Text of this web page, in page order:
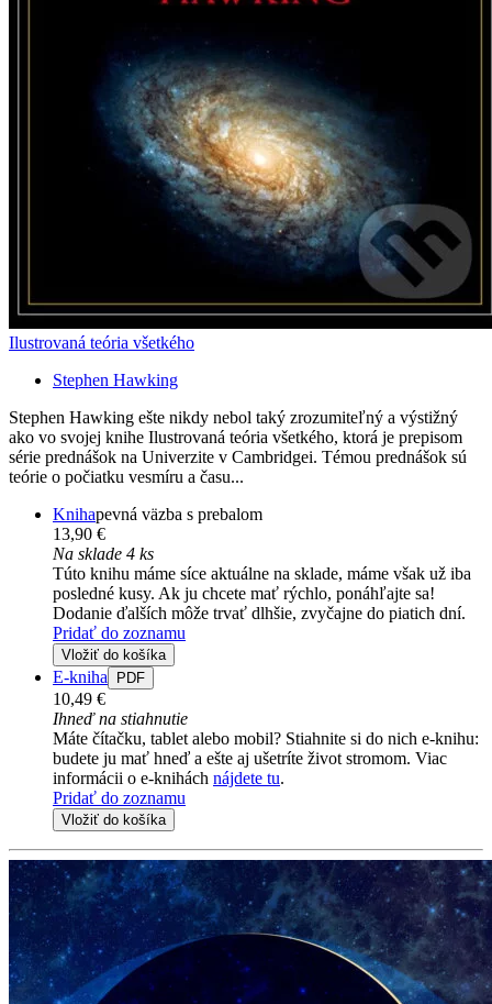
Ilustrovaná teória všetkého
Stephen Hawking
Stephen Hawking ešte nikdy nebol taký zrozumiteľný a výstižný
ako vo svojej knihe Ilustrovaná teória všetkého, ktorá je prepisom
série prednášok na Univerzite v Cambridgei. Témou prednášok sú
teórie o počiatku vesmíru a času...
Knihapevná väzba s prebalom
13,90 €
Na sklade 4 ks
Túto knihu máme síce aktuálne na sklade, máme však už iba
posledné kusy. Ak ju chcete mať rýchlo, ponáhľajte sa!
Dodanie ďalších môže trvať dlhšie, zvyčajne do piatich dní.
Pridať do zoznamu
Vložiť do košíka
E-kniha PDF
10,49 €
Ihneď na stiahnutie
Máte čítačku, tablet alebo mobil? Stiahnite si do nich e-knihu:
budete ju mať hneď a ešte aj ušetríte život stromom. Viac
informácii o e-knihách nájdete tu.
Pridať do zoznamu
Vložiť do košíka